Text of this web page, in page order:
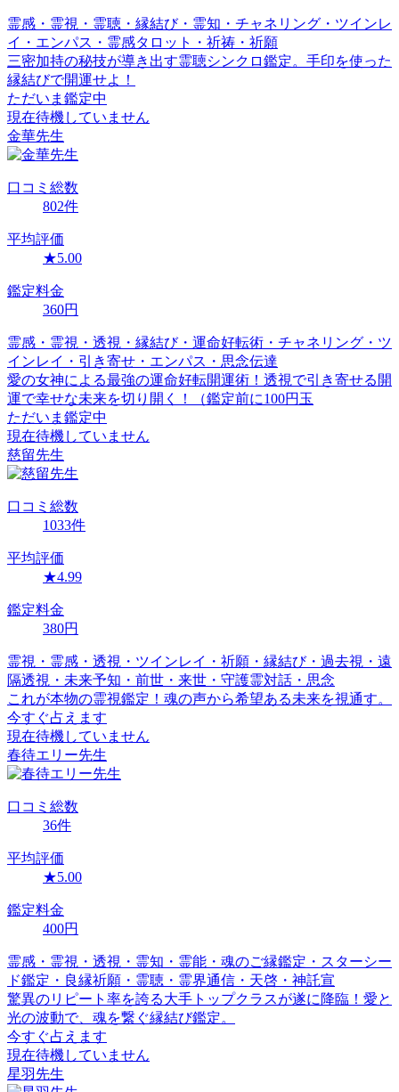
霊感・霊視・霊聴・縁結び・霊知・チャネリング・ツインレ
イ・エンパス・霊感タロット・祈祷・祈願
三密加持の秘技が導き出す霊聴シンクロ鑑定。手印を使った
縁結びで開運せよ！
ただいま鑑定中
現在待機していません
金華先生
口コミ 総数
802件
平均評価
★5.00
鑑定料金
360円
霊感・霊視・透視・縁結び・運命好転術・チャネリング・ツ
インレイ・引き寄せ・エンパス・思念伝達
愛の女神による最強の運命好転開運術！透視で引き寄せる開
運で幸せな未来を切り開く！（鑑定前に100円玉
ただいま鑑定中
現在待機していません
慈留先生
口コミ 総数
1033件
平均評価
★4.99
鑑定料金
380円
霊視・霊感・透視・ツインレイ・祈願・縁結び・過去視・遠
隔透視・未来予知・前世・来世・守護霊対話・思念
これが本物の霊視鑑定！魂の声から希望ある未来を視通す。
今すぐ占えます
現在待機していません
春待エリー先生
口コミ 総数
36件
平均評価
★5.00
鑑定料金
400円
霊感・霊視・透視・霊知・霊能・魂のご縁鑑定・スターシー
ド鑑定・良縁祈願・霊聴・霊界通信・天啓・神託宣
驚異のリピート率を誇る大手トップクラスが遂に降臨！愛と
光の波動で、魂を繋ぐ縁結び鑑定。
今すぐ占えます
現在待機していません
星羽 先生